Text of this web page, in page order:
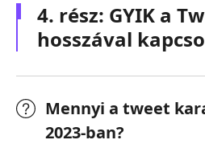
4. rész: GYIK a
hosszával
Mennyi a tweet
2023-ban?